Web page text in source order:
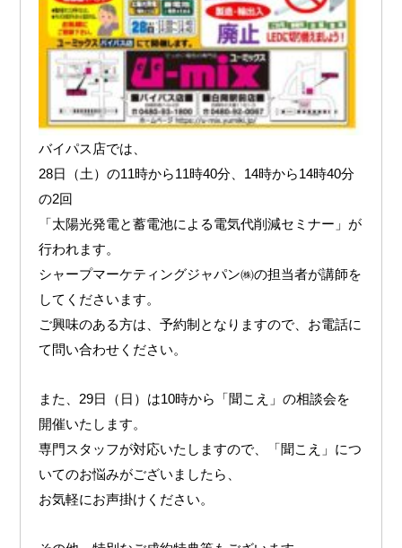
バイパス店では、
28日（土）の11時から11時40分、14時から14時40分
の2回
「太陽光発電と蓄電池による電気代削減セミナー」が
行われます。
シャープマーケティングジャパン㈱の担当者が講師を
してくださいます。
ご興味のある方は、予約制となりますので、お電話に
て問い合わせください。
また、29日（日）は10時から「聞こえ」の相談会を
開催いたします。
専門スタッフが対応いたしますので、「聞こえ」につ
いてのお悩みがございましたら、
お気軽にお声掛けください。